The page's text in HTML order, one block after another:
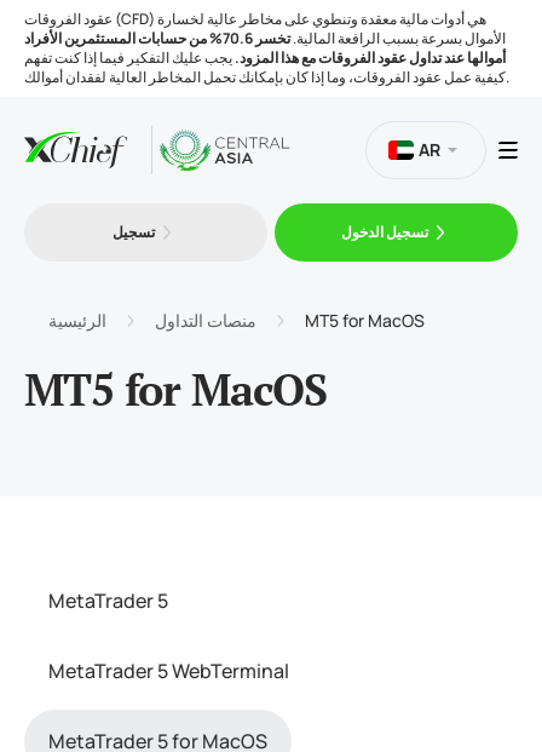
عقود الفروقات (CFD) هي أدوات مالية معقدة وتنطوي على مخاطر عالية لخسارة
الأموال بسرعة بسبب الرافعة المالية.
تخسر 70.6% من حسابات المستثمرين الأفراد
أموالها عند تداول عقود الفروقات مع هذا المزود.يجب عليك التفكير فيما إذا كنت تفهم
كيفية عمل عقود الفروقات، وما إذا كان بإمكانك تحمل المخاطر العالية لفقدان أموالك.
المنصات
الأدوات
AR
تسجيل تسجيل الدخول
الرئيسية منصات التداول MT5 for MacOS
MT5 for MacOS
MetaTrader 5
MetaTrader 5 WebTerminal
MetaTrader 5 for MacOS